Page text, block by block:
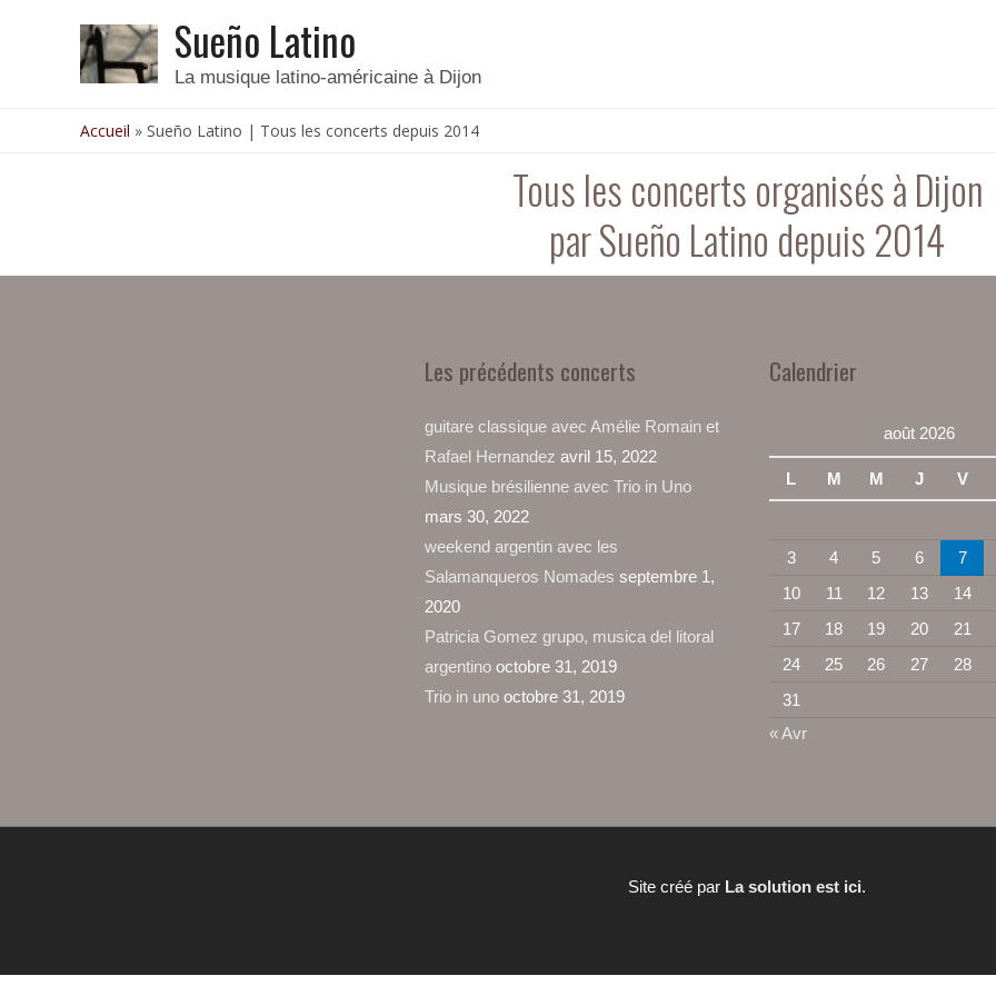
Sueño Latino
La musique latino-américaine à Dijon
Accueil Sueño Latino | Tous les concerts depuis 2014
Tous les concerts organisés à Dijon
par Sueño Latino depuis 2014
Les précédents concerts
guitare classique avec Amélie Romain et
Rafael Hernandez avril 15, 2022
Musique brésilienne avec Trio in Uno
mars 30, 2022
weekend argentin avec les
Salamanqueros Nomades septembre 1,
2020
Patricia Gomez grupo, musica del litoral
argentino octobre 31, 2019
Trio in uno octobre 31, 2019
Calendrier
août 2026
L M M J V
3
4 5 6 7
10
11 12 13 14
17
18 19 20 21
24
25 26 27 28
31
« Avr
Site créé par La solution est ici.